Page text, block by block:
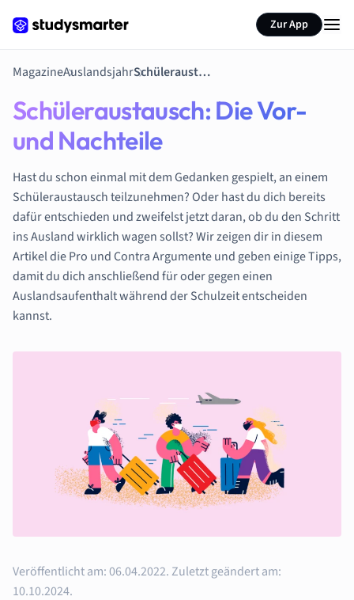
Zur App
MagazineAuslandsjahr Schüleraustausch: Die Vor- und Nachteile
Schüleraustausch: Die Vor-
und Nachteile
Hast du schon einmal mit dem Gedanken gespielt, an einem
Schüleraustausch teilzunehmen? Oder hast du dich bereits
dafür entschieden und zweifelst jetzt daran, ob du den Schritt
ins Ausland wirklich wagen sollst? Wir zeigen dir in diesem
Artikel die Pro und Contra Argumente und geben einige Tipps,
damit du dich anschließend für oder gegen einen
Auslandsaufenthalt während der Schulzeit entscheiden
kannst.
Veröffentlicht am:06.04.2022.Zuletzt geändert am:
10.10.2024.